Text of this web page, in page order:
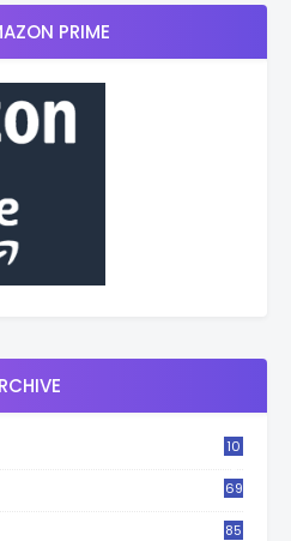
PRIME
10
69
85